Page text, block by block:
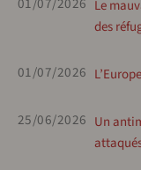
Le
des
01/07/2026
25/06/2026 Un